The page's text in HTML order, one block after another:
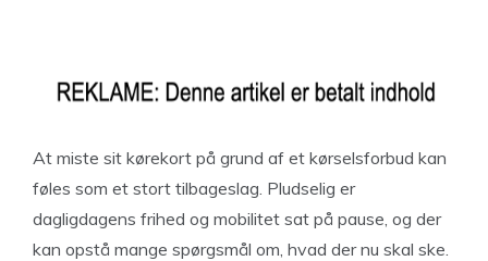
At miste sit kørekort på grund af et kørselsforbud kan
føles som et stort tilbageslag. Pludselig er
dagligdagens frihed og mobilitet sat på pause, og der
kan opstå mange spørgsmål om, hvad der nu skal ske.